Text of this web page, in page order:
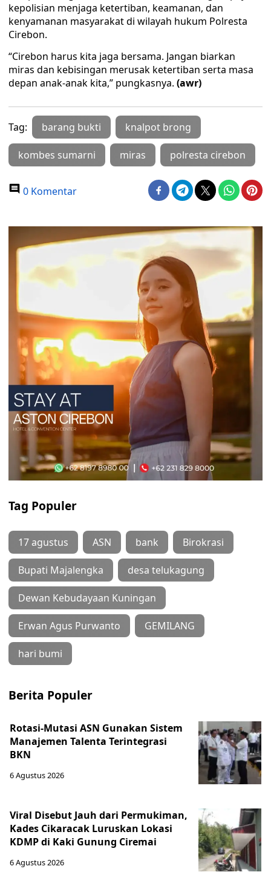
kepolisian menjaga ketertiban, keamanan, dan
kenyamanan masyarakat di wilayah hukum Polresta
Cirebon.
“Cirebon harus kita jaga bersama. Jangan biarkan
miras dan kebisingan merusak ketertiban serta masa
depan anak-anak kita,” pungkasnya. (awr)
Tag: barang bukti knalpot brong
kombes sumarni miras polresta cirebon
0 Komentar
Tag Populer
17 agustus ASN bank Birokrasi
Bupati Majalengka desa telukagung
Dewan Kebudayaan Kuningan
Erwan Agus Purwanto GEMILANG
hari bumi
Berita Populer
Rotasi-Mutasi ASN Gunakan Sistem
Manajemen Talenta Terintegrasi
BKN
6 Agustus 2026
Viral Disebut Jauh dari Permukiman,
Kades Cikaracak Luruskan Lokasi
KDMP di Kaki Gunung Ciremai
6 Agustus 2026